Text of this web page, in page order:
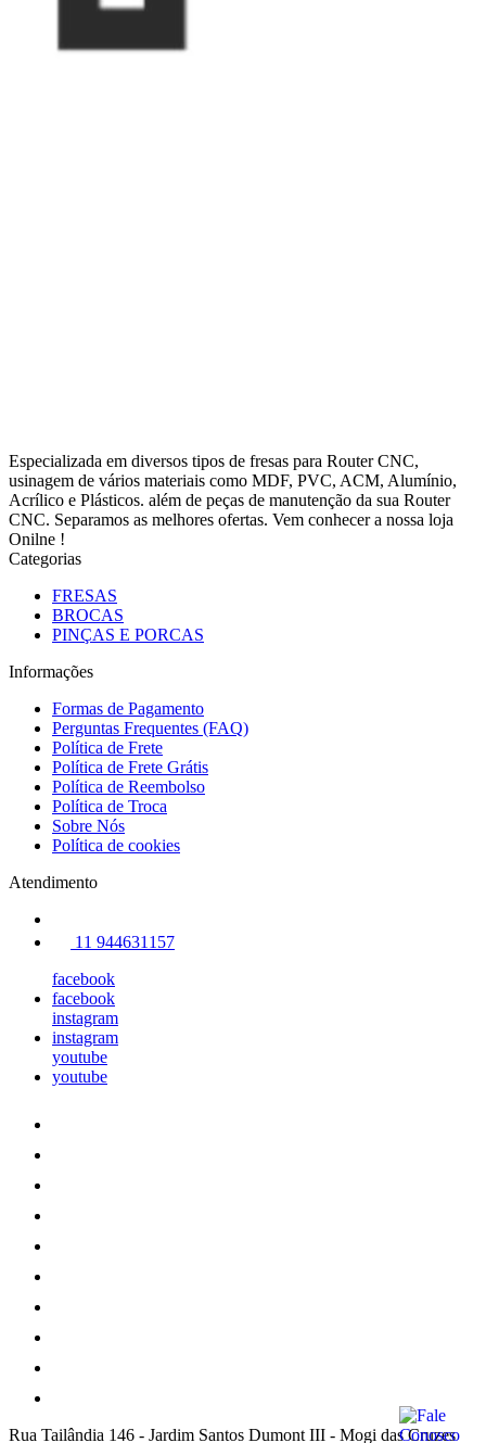
Especializada em diversos tipos de fresas para Router CNC,
usinagem de vários materiais como MDF, PVC, ACM, Alumínio,
Acrílico e Plásticos. além de peças de manutenção da sua Router
CNC. Separamos as melhores ofertas. Vem conhecer a nossa loja
Onilne !
Categorias
FRESAS
BROCAS
PINÇAS E PORCAS
Informações
Formas de Pagamento
Perguntas Frequentes (FAQ)
Política de Frete
Política de Frete Grátis
Política de Reembolso
Política de Troca
Sobre Nós
Política de cookies
Atendimento
11 944631157
facebook
facebook
instagram
instagram
youtube
youtube
Rua Tailândia 146 - Jardim Santos Dumont III - Mogi das Cruzes